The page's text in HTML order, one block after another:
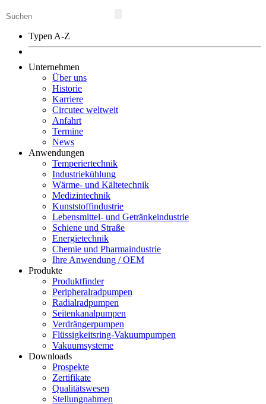
Typen A-Z
Unternehmen
Über uns
Historie
Karriere
Circutec weltweit
Anfahrt
Termine
News
Anwendungen
Temperiertechnik
Industriekühlung
Wärme- und Kältetechnik
Medizintechnik
Kunststoffindustrie
Lebensmittel- und Getränkeindustrie
Schiene und Straße
Energietechnik
Chemie und Pharmaindustrie
Ihre Anwendung / OEM
Produkte
Produktfinder
Peripheralradpumpen
Radialradpumpen
Seitenkanalpumpen
Verdrängerpumpen
Flüssigkeitsring-Vakuumpumpen
Vakuumsysteme
Downloads
Prospekte
Zertifikate
Qualitätswesen
Stellungnahmen